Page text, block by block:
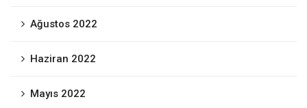
Ağustos 2022
Haziran 2022
Mayıs 2022